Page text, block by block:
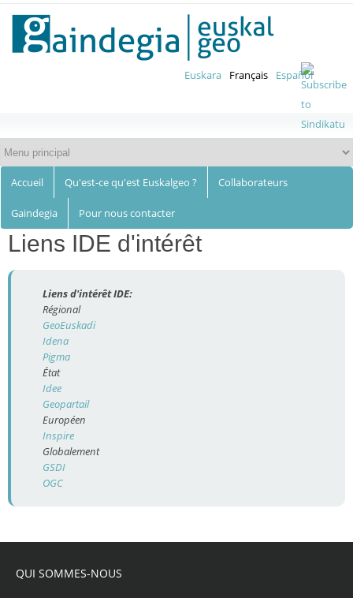
contenu
principal
Euskalgeo
Euskara Français Español
Accueil Qu'est-ce qu'est Euskalgeo ? Collaborateurs
Gaindegia Pour nous contacter
Liens IDE d'intérêt
Liens d'intérêt IDE:
Régional
GeoEuskadi
Idena
Pigma
État
Idee
Geopartail
Européen
Inspire
Globalement
GSDI
OGC
QUI SOMMES-NOUS